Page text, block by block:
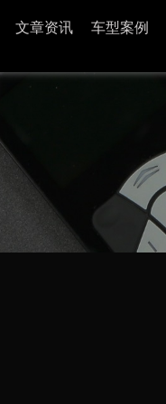
文章资讯 车型案例